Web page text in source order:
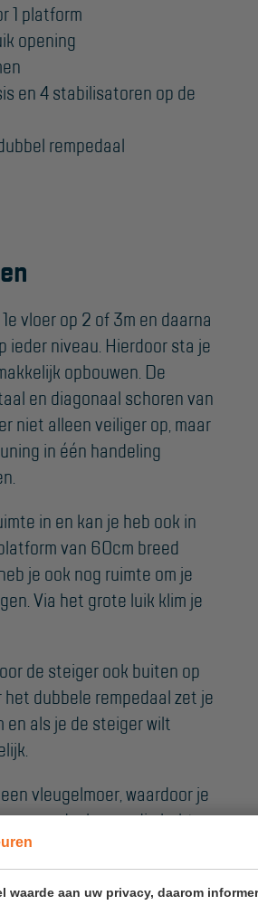
waarde aan uw privacy, daarom
1 platform
opening
en 4 stabilisatoren op de
rempedaal
vloer op 2 of 3m en daarna
ieder niveau. Hierdoor sta je
opbouwen. De
en diagonaal schoren van
niet alleen veiliger op, maar
in één handeling
in en kan je heb ook in
van 60cm breed
je ook nog ruimte om je
Via het grote luik klim je
de steiger ook buiten op
dubbele rempedaal zet je
als je de steiger wilt
vleugelmoer, waardoor je
gereedschap nodig hebt.
Nederlandse wet- en
NEN-EN 1004.